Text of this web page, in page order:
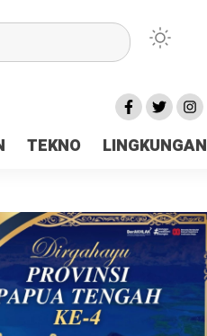
TEKNO LINGKUNGAN
Tanah Papua
Rp23 Miliar Disorot